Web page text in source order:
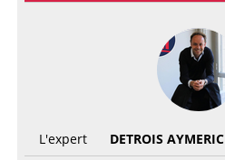
L'expert
DETROIS AYMERIC